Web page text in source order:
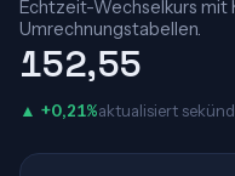
Echtzeit-Wechselkurs mit
Umrechnungstabellen.
152,55
▲ +0,21%aktualisiert